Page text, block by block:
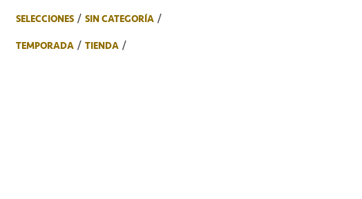
SELECCIONES
SIN CATEGORÍA
TEMPORADA
TIENDA